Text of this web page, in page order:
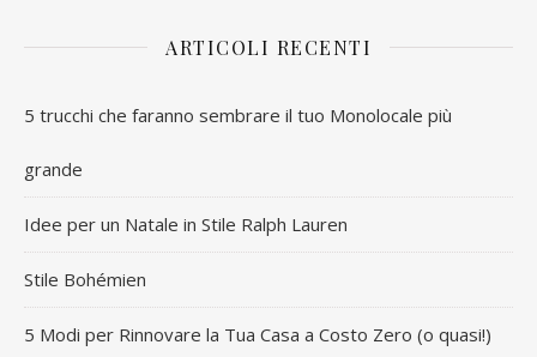
ARTICOLI RECENTI
5 trucchi che faranno sembrare il tuo Monolocale più
grande
Idee per un Natale in Stile Ralph Lauren
Stile Bohémien
5 Modi per Rinnovare la Tua Casa a Costo Zero (o quasi!)